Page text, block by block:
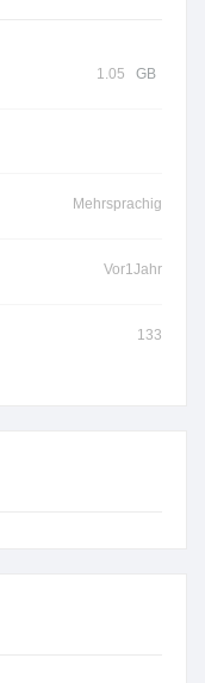
1.05 GB
Mehrsprachig
Vor1Jahr
133